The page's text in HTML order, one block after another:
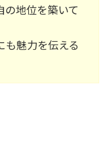
地位を築いて
魅力を伝える